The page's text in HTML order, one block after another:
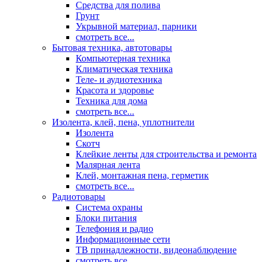
Средства для полива
Грунт
Укрывной материал, парники
смотреть все...
Бытовая техника, автотовары
Компьютерная техника
Климатическая техника
Теле- и аудиотехника
Красота и здоровье
Техника для дома
смотреть все...
Изолента, клей, пена, уплотнители
Изолента
Скотч
Клейкие ленты для строительства и ремонта
Малярная лента
Клей, монтажная пена, герметик
смотреть все...
Радиотовары
Система охраны
Блоки питания
Телефония и радио
Информационные сети
ТВ принадлежности, видеонаблюдение